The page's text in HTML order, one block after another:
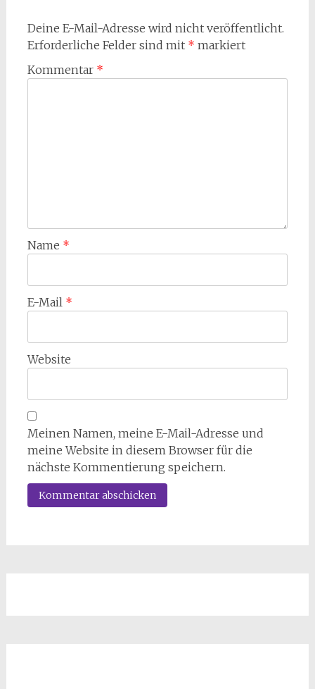
Deine E-Mail-Adresse wird nicht veröffentlicht.
Erforderliche Felder sind mit * markiert
Kommentar *
Name *
E-Mail *
Website
Meinen Namen, meine E-Mail-Adresse und
meine Website in diesem Browser für die
nächste Kommentierung speichern.